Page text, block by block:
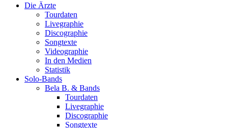
Die Ärzte
Tourdaten
Livegraphie
Discographie
Songtexte
Videographie
In den Medien
Statistik
Solo-Bands
Bela B. & Bands
Tourdaten
Livegraphie
Discographie
Songtexte